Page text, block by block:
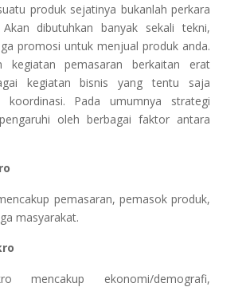
produk sejatinya bukanlah perkara
dibutuhkan banyak sekali tekni,
promosi untuk menjual produk anda.
kegiatan pemasaran berkaitan erat
kegiatan bisnis yang tentu saja
koordinasi. Pada umumnya strategi
oleh berbagai faktor antara
pemasaran, pemasok produk,
masyarakat.
mencakup ekonomi/demografi,